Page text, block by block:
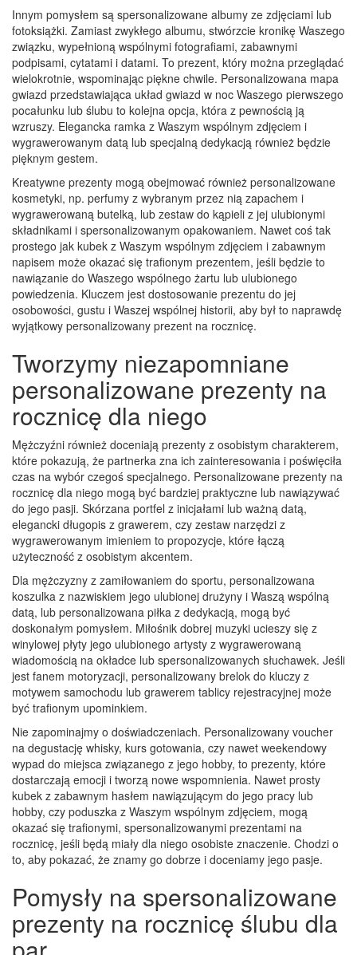
Innym pomysłem są spersonalizowane albumy ze zdjęciami lub
fotoksiążki. Zamiast zwykłego albumu, stwórzcie kronikę Waszego
związku, wypełnioną wspólnymi fotografiami, zabawnymi
podpisami, cytatami i datami. To prezent, który można przeglądać
wielokrotnie, wspominając piękne chwile. Personalizowana mapa
gwiazd przedstawiająca układ gwiazd w noc Waszego pierwszego
pocałunku lub ślubu to kolejna opcja, która z pewnością ją
wzruszy. Elegancka ramka z Waszym wspólnym zdjęciem i
wygrawerowanym datą lub specjalną dedykacją również będzie
pięknym gestem.
Kreatywne prezenty mogą obejmować również personalizowane
kosmetyki, np. perfumy z wybranym przez nią zapachem i
wygrawerowaną butelką, lub zestaw do kąpieli z jej ulubionymi
składnikami i spersonalizowanym opakowaniem. Nawet coś tak
prostego jak kubek z Waszym wspólnym zdjęciem i zabawnym
napisem może okazać się trafionym prezentem, jeśli będzie to
nawiązanie do Waszego wspólnego żartu lub ulubionego
powiedzenia. Kluczem jest dostosowanie prezentu do jej
osobowości, gustu i Waszej wspólnej historii, aby był to naprawdę
wyjątkowy personalizowany prezent na rocznicę.
Tworzymy niezapomniane
personalizowane prezenty na
rocznicę dla niego
Mężczyźni również doceniają prezenty z osobistym charakterem,
które pokazują, że partnerka zna ich zainteresowania i poświęciła
czas na wybór czegoś specjalnego. Personalizowane prezenty na
rocznicę dla niego mogą być bardziej praktyczne lub nawiązywać
do jego pasji. Skórzana portfel z inicjałami lub ważną datą,
elegancki długopis z grawerem, czy zestaw narzędzi z
wygrawerowanym imieniem to propozycje, które łączą
użyteczność z osobistym akcentem.
Dla mężczyzny z zamiłowaniem do sportu, personalizowana
koszulka z nazwiskiem jego ulubionej drużyny i Waszą wspólną
datą, lub personalizowana piłka z dedykacją, mogą być
doskonałym pomysłem. Miłośnik dobrej muzyki ucieszy się z
winylowej płyty jego ulubionego artysty z wygrawerowaną
wiadomością na okładce lub spersonalizowanych słuchawek. Jeśli
jest fanem motoryzacji, personalizowany brelok do kluczy z
motywem samochodu lub grawerem tablicy rejestracyjnej może
być trafionym upominkiem.
Nie zapominajmy o doświadczeniach. Personalizowany voucher
na degustację whisky, kurs gotowania, czy nawet weekendowy
wypad do miejsca związanego z jego hobby, to prezenty, które
dostarczają emocji i tworzą nowe wspomnienia. Nawet prosty
kubek z zabawnym hasłem nawiązującym do jego pracy lub
hobby, czy poduszka z Waszym wspólnym zdjęciem, mogą
okazać się trafionymi, spersonalizowanymi prezentami na
rocznicę, jeśli będą miały dla niego osobiste znaczenie. Chodzi o
to, aby pokazać, że znamy go dobrze i doceniamy jego pasje.
Pomysły na spersonalizowane
prezenty na rocznicę ślubu dla